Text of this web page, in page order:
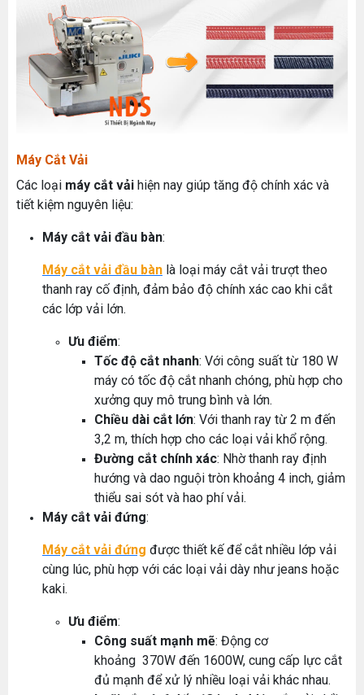
Máy Cắt Vải
Các loại máy cắt vải hiện nay giúp tăng độ chính xác và
tiết kiệm nguyên liệu:
Máy cắt vải đầu bàn:
Máy cắt vải đầu bàn là loại máy cắt vải trượt theo
thanh ray cố định, đảm bảo độ chính xác cao khi cắt
các lớp vải lớn.
Ưu điểm:
Tốc độ cắt nhanh: Với công suất từ 180 W
máy có tốc độ cắt nhanh chóng, phù hợp cho
xưởng quy mô trung bình và lớn.
Chiều dài cắt lớn: Với thanh ray từ 2 m đến
3,2 m, thích hợp cho các loại vải khổ rộng.
Đường cắt chính xác: Nhờ thanh ray định
hướng và dao nguội tròn khoảng 4 inch, giảm
thiểu sai sót và hao phí vải.
Máy cắt vải đứng:
Máy cắt vải đứng được thiết kế để cắt nhiều lớp vải
cùng lúc, phù hợp với các loại vải dày như jeans hoặc
kaki.
Ưu điểm:
Công suất mạnh mẽ: Động cơ
khoảng 370W đến 1600W, cung cấp lực cắt
đủ mạnh để xử lý nhiều loại vải khác nhau.